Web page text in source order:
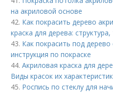
на акриловой основе
42. Как покрасить дерево
краска для дерева:
43. Как покрасить под
инструкция по покраске
44.Акриловая краска для
Виды красок их
45. Роспись по стеклу для